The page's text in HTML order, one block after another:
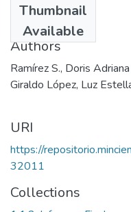
Thumbnail
Available
2000
Authors
Ramírez S., Doris Adriana
Giraldo López, Luz
URI
https://
32011
Collections